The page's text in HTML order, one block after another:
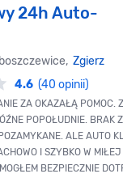
24h Auto-
Zgierz
4.6 (40 opinii)
ZA OKAZAŁĄ POMOC.
POPOŁUDNIE. BRAK
ALE AUTO
I SZYBKO W
BEZPIECZNIE